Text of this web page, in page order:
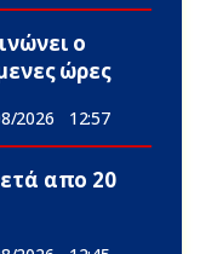
ο
ώρες
2026 12:57
απο 20